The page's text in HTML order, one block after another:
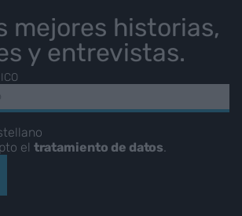
mejores historias,
y entrevistas.
el tratamiento de datos.